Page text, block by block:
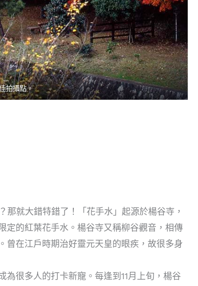
拍攝點。
就大錯特錯了！「花手水」起源於楊谷寺，
定的紅葉花手水。楊谷寺又稱柳谷觀音，相傳
曾在江戶時期治好靈元天皇的眼疾，故很多身
很多人的打卡新寵。每逢到11月上旬，楊谷